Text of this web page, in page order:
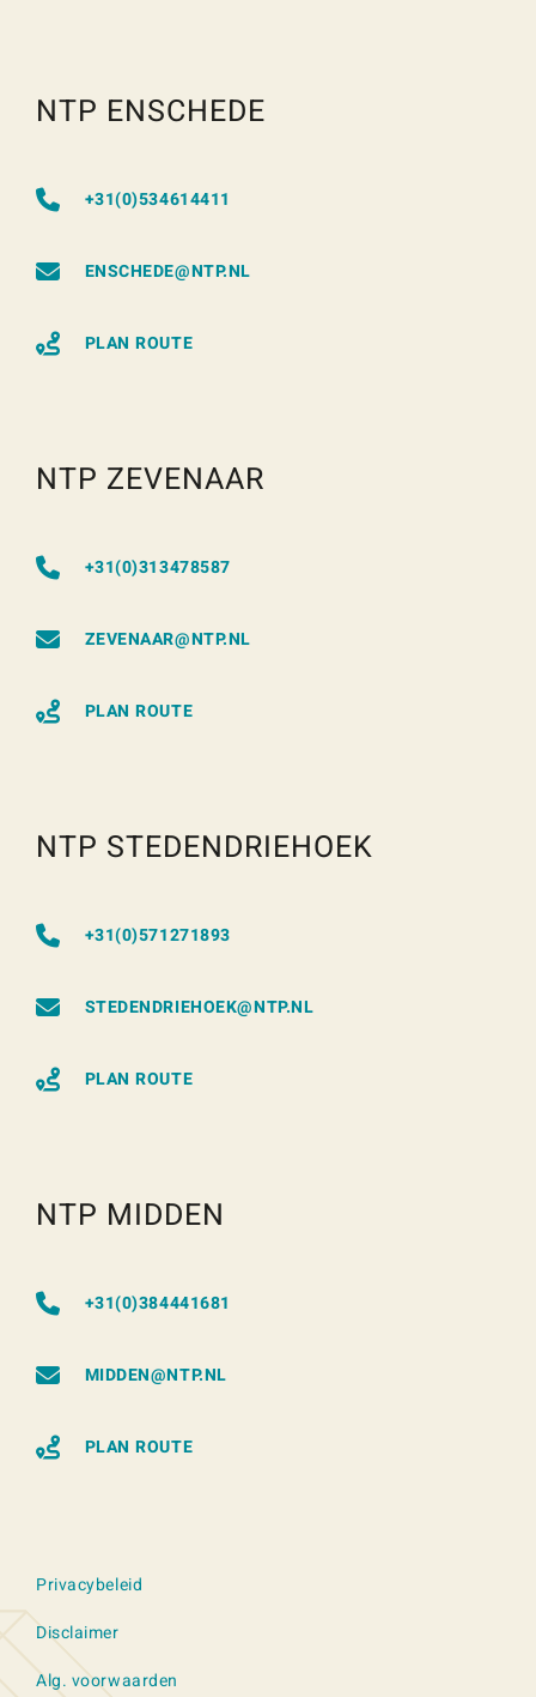
NTP ENSCHEDE
+31(0)534614411
ENSCHEDE@NTP.NL
PLAN ROUTE
NTP ZEVENAAR
+31(0)313478587
ZEVENAAR@NTP.NL
PLAN ROUTE
NTP STEDENDRIEHOEK
+31(0)571271893
STEDENDRIEHOEK@NTP.NL
PLAN ROUTE
NTP MIDDEN
+31(0)384441681
MIDDEN@NTP.NL
PLAN ROUTE
Privacybeleid
Disclaimer
Alg. voorwaarden